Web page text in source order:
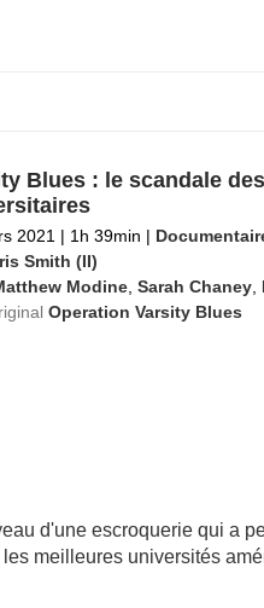
Blues : le scandale
2021 | 1h 39min |
Smith (II)
Modine, Sarah Chaney,
Operation Varsity Blues
d'une escroquerie qui a
meilleures universités